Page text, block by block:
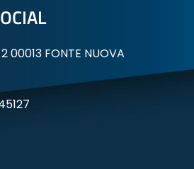
00013 FONTE NUOVA